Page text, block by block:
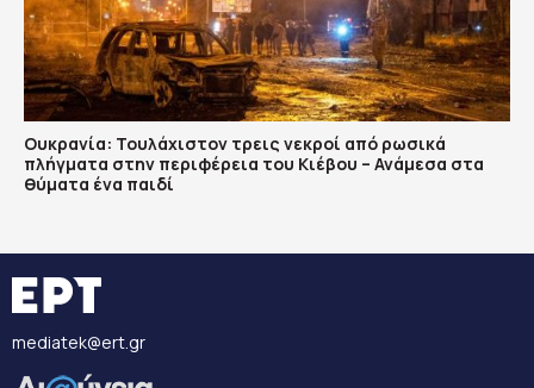
Ουκρανία: Τουλάχιστον τρεις νεκροί από ρωσικά
πλήγματα στην περιφέρεια του Κιέβου – Ανάμεσα στα
θύματα ένα παιδί
mediatek@ert.gr